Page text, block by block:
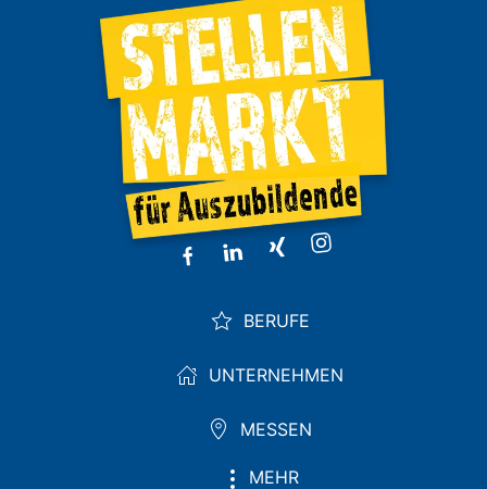
BERUFE
UNTERNEHMEN
MESSEN
MEHR